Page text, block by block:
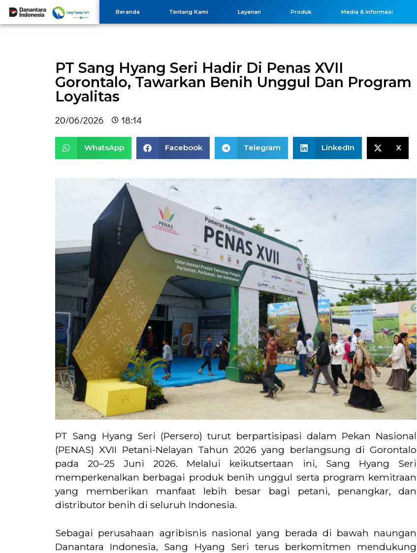
Beranda Tentang Kami Layanan Produk Media & Informasi
PT Sang Hyang Seri Hadir Di Penas XVII
Gorontalo, Tawarkan Benih Unggul Dan Program
Loyalitas
20/06/2026 18:14
WhatsApp Facebook Telegram LinkedIn X
PT Sang Hyang Seri (Persero) turut berpartisipasi dalam Pekan Nasional
(PENAS) XVII Petani-Nelayan Tahun 2026 yang berlangsung di Gorontalo
pada 20–25 Juni 2026. Melalui keikutsertaan ini, Sang Hyang Seri
memperkenalkan berbagai produk benih unggul serta program kemitraan
yang memberikan manfaat lebih besar bagi petani, penangkar, dan
distributor benih di seluruh Indonesia.
Sebagai perusahaan agribisnis nasional yang berada di bawah naungan
Danantara Indonesia, Sang Hyang Seri terus berkomitmen mendukung